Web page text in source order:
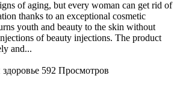
of aging, but every woman can get rid of
thanks to an exceptional cosmetic
youth and beauty to the skin without
of beauty injections. The product
and...
592 Просмотров